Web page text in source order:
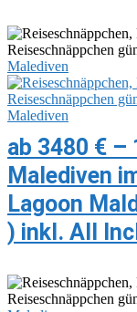
Malediven
Malediven
ab 3480 € –
Malediven
Lagoon
) inkl. All